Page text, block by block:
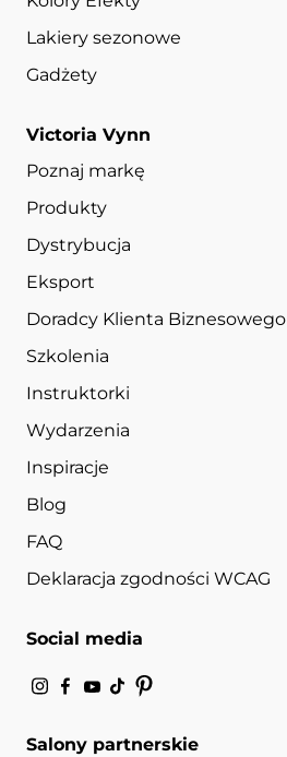
Lakiery sezonowe
Gadżety
Victoria Vynn
Poznaj markę
Produkty
Dystrybucja
Eksport
Doradcy Klienta Biznesowego
Szkolenia
Instruktorki
Wydarzenia
Inspiracje
Blog
FAQ
Deklaracja zgodności WCAG
Social media
Salony partnerskie